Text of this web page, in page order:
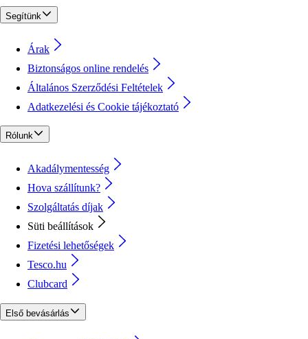
Segítünk
Árak
Biztonságos online rendelés
Általános Szerződési Feltételek
Adatkezelési és Cookie tájékoztató
Rólunk
Akadálymentesség
Hova szállítunk?
Szolgáltatás díjak
Süti beállítások
Fizetési lehetőségek
Tesco.hu
Clubcard
Első bevásárlás